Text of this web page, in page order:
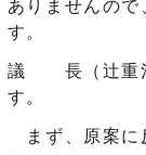
す。
議 長（辻󠄀重
す。
まず、原案に